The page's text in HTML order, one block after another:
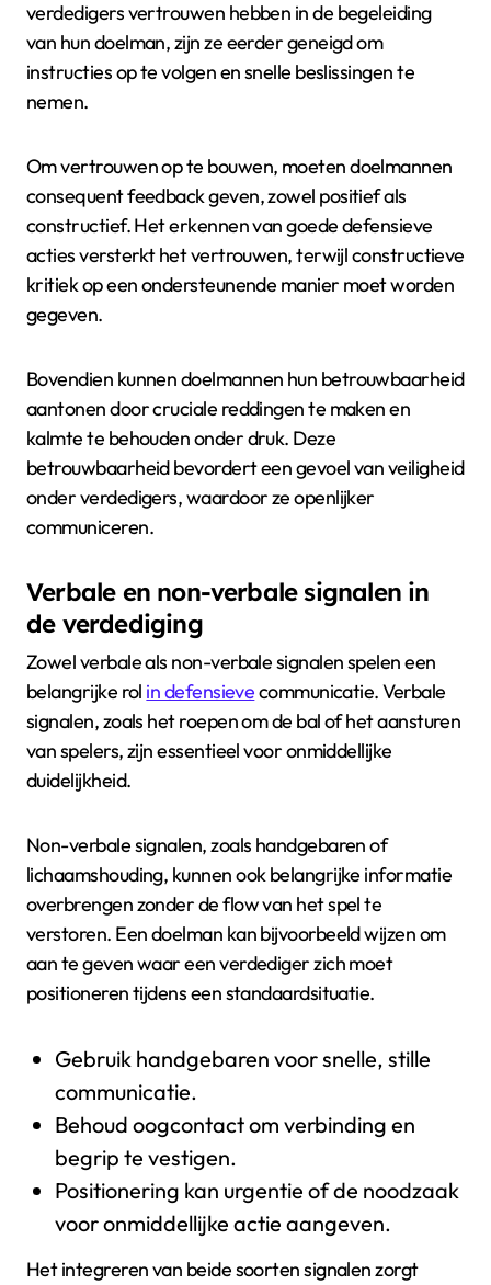
verdedigers vertrouwen hebben in de begeleiding
van hun doelman, zijn ze eerder geneigd om
instructies op te volgen en snelle beslissingen te
nemen.
Om vertrouwen op te bouwen, moeten doelmannen
consequent feedback geven, zowel positief als
constructief. Het erkennen van goede defensieve
acties versterkt het vertrouwen, terwijl constructieve
kritiek op een ondersteunende manier moet worden
gegeven.
Bovendien kunnen doelmannen hun betrouwbaarheid
aantonen door cruciale reddingen te maken en
kalmte te behouden onder druk. Deze
betrouwbaarheid bevordert een gevoel van veiligheid
onder verdedigers, waardoor ze openlijker
communiceren.
Verbale en non-verbale signalen in
de verdediging
Zowel verbale als non-verbale signalen spelen een
belangrijke rol in defensievecommunicatie. Verbale
signalen, zoals het roepen om de bal of het aansturen
van spelers, zijn essentieel voor onmiddellijke
duidelijkheid.
Non-verbale signalen, zoals handgebaren of
lichaamshouding, kunnen ook belangrijke informatie
overbrengen zonder de flow van het spel te
verstoren. Een doelman kan bijvoorbeeld wijzen om
aan te geven waar een verdediger zich moet
positioneren tijdens een standaardsituatie.
Gebruik handgebaren voor snelle, stille
communicatie.
Behoud oogcontact om verbinding en
begrip te vestigen.
Positionering kan urgentie of de noodzaak
voor onmiddellijke actie aangeven.
Het integreren van beide soorten signalen zorgt